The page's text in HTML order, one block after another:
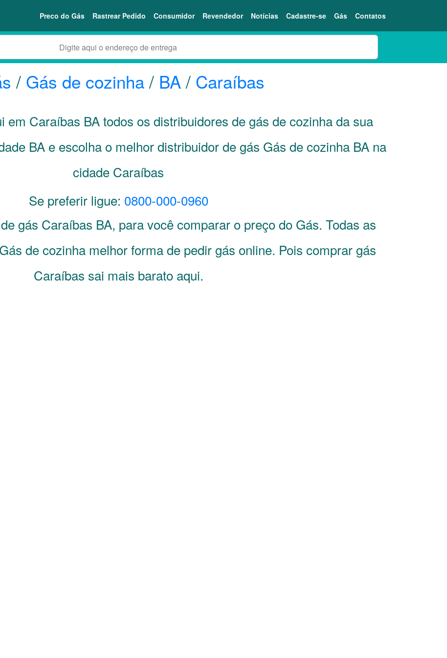
Preco do Gás Rastrear Pedido Consumidor Revendedor Notícias Cadastre-se Gás Contatos
/ Gás de cozinha/ BA/ Caraíbas
em Caraíbas BAtodos os distribuidores de gás de cozinha da sua
BAe escolha o melhor distribuidor de gás Gás de cozinha BA na
cidade Caraíbas
Se preferir ligue: 0800-000-0960
gás Caraíbas BA, para você comparar o preço do Gás. Todas as
de cozinha melhor forma de pedir gás online. Pois comprar gás
Caraíbas sai mais barato aqui.